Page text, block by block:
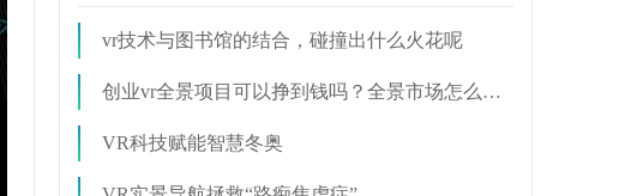
vr技术与图书馆的结合，碰撞出什么火花呢
创业vr全景项目可以挣到钱吗？全景市场怎么操作
VR科技赋能智慧冬奥